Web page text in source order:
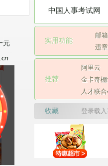
中国人事考试网
实用功能
邮
违章
推荐
阿里云
金卡奇
人才联
收藏 登录载
元